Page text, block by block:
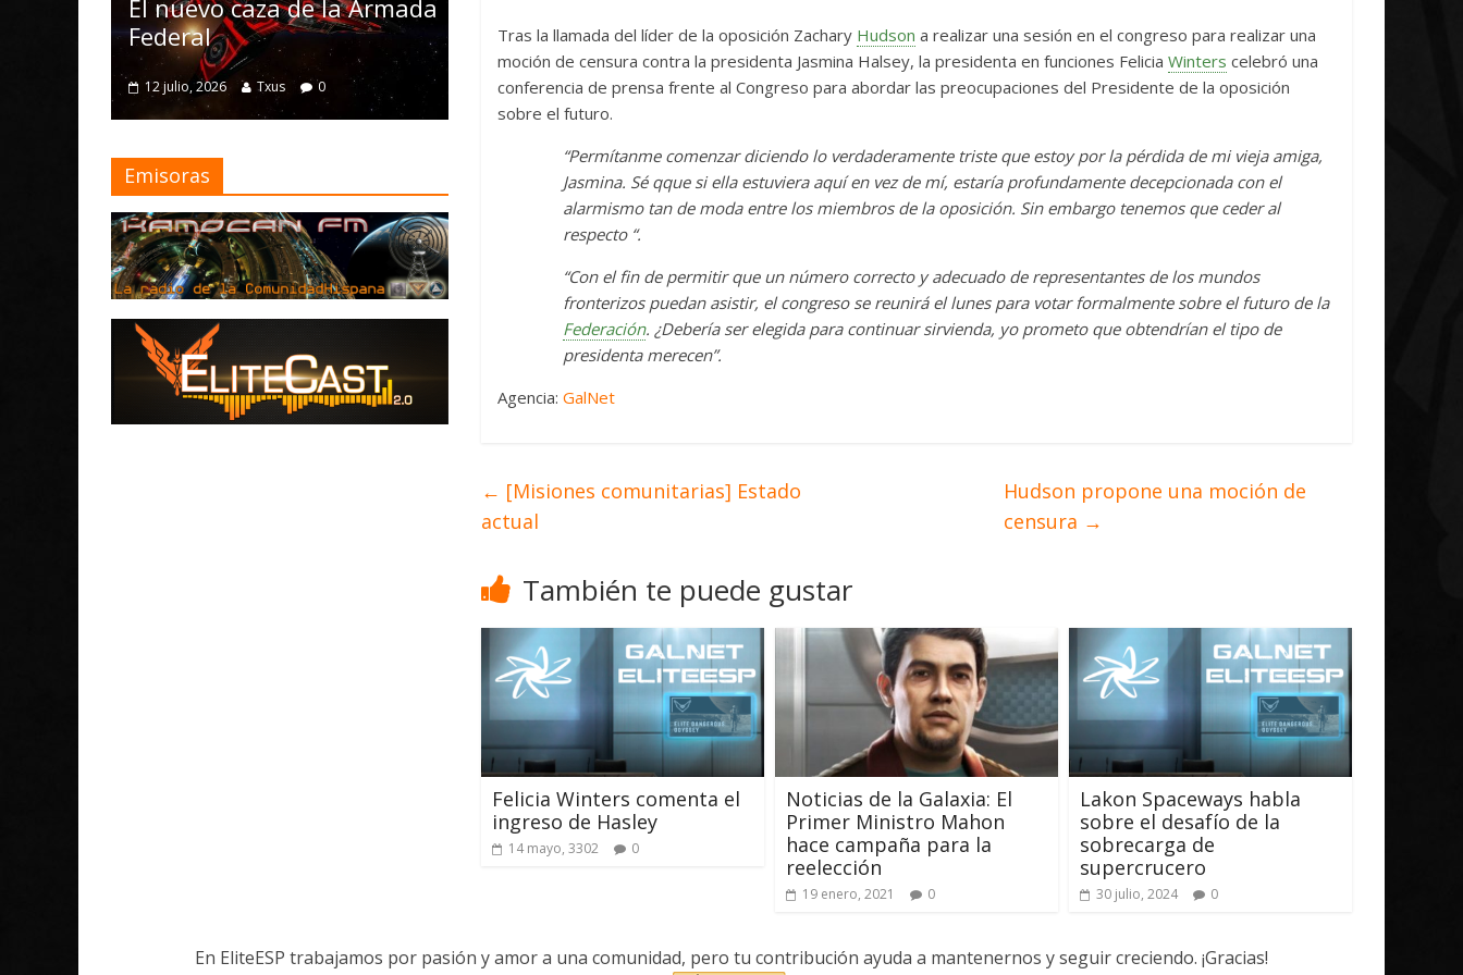
Tras la llamada del líder de la oposición Zachary Hudson a realizar una sesión en el congreso para realizar una
moción de censura contra la presidenta Jasmina Halsey, la presidenta en funciones Felicia Winters celebró una
conferencia de prensa frente al Congreso para abordar las preocupaciones del Presidente de la oposición
sobre el futuro.
“Permítanme comenzar diciendo lo verdaderamente triste que estoy por la pérdida de mi vieja amiga,
Jasmina. Sé qque si ella estuviera aquí en vez de mí, estaría profundamente decepcionada con el
alarmismo tan de moda entre los miembros de la oposición. Sin embargo tenemos que ceder al
respecto “.
“Con el fin de permitir que un número correcto y adecuado de representantes de los mundos
fronterizos puedan asistir, el congreso se reunirá el lunes para votar formalmente sobre el futuro de la
Federación. ¿Debería ser elegida para continuar sirvienda, yo prometo que obtendrían el tipo de
presidenta merecen”.
Agencia: GalNet
← [Misiones comunitarias] Estado
actual
Hudson propone una moción de
censura →
También te puede gustar
Felicia Winters comenta el
ingreso de Hasley
14 mayo, 3302 0
Noticias de la Galaxia: El
Primer Ministro Mahon
hace campaña para la
reelección
19 enero, 2021 0
Lakon Spaceways habla
sobre el desafío de la
sobrecarga de
supercrucero
30 julio, 2024 0
nuevo caza de la Armada
Txus 0
mejoras
4 julio, 2026 0
Mayo de 2026
28 mayo, 2026 Txus 0
14 abril, 2026 Txus 0
Emisoras
En EliteESP trabajamos por pasión y amor a una comunidad, pero tu contribución ayuda a mantenernos y seguir creciendo. ¡Gracias!